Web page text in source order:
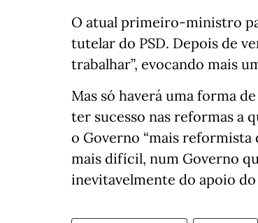
O atual primeiro-ministro
tutelar do PSD. Depois de
trabalhar”, evocando mais
Mas só haverá uma forma
ter sucesso nas reformas a
o Governo “mais reformista
mais difícil, num Governo
inevitavelmente do apoio